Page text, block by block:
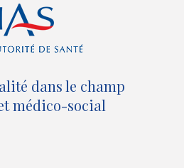
o
k
(
n
o
e
(
n
o
u
(
n
o
dans le champ
médico-social